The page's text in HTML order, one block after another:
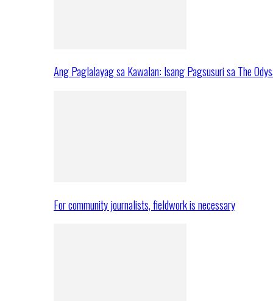
Ang Paglalayag sa Kawalan: Isang Pagsusuri sa The
For community journalists, fieldwork is necessary